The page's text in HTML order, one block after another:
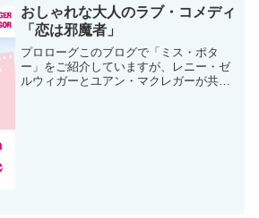
おしゃれな大人のラブ・コメディ
「恋は邪魔者」
プロローグこのブログで「ミス・ポタ
ー」をご紹介していますが、レニー・ゼ
ルウィガーとユアン・マクレガーが共演